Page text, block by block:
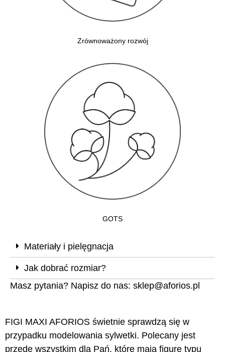
Zrównoważony rozwój
GOTS
Materiały i pielęgnacja
Jak dobrać rozmiar?
Masz pytania? Napisz do nas: sklep@aforios.pl
FIGI MAXI AFORIOS świetnie sprawdzą się w
przypadku modelowania sylwetki. Polecany jest
przede wszystkim dla Pań, które mają figurę typu